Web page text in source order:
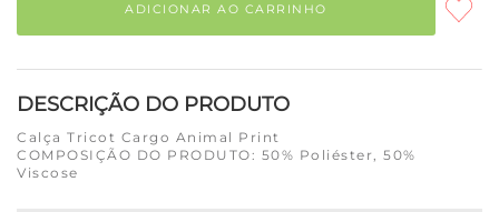
ADICIONAR AO CARRINHO
DESCRIÇÃO DO PRODUTO
Calça Tricot Cargo Animal Print
COMPOSIÇÃO DO PRODUTO: 50% Poliéster, 50%
Viscose